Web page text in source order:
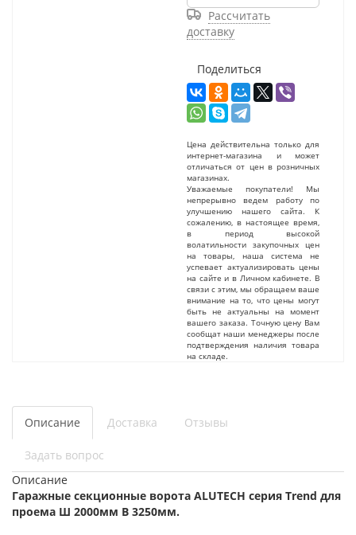
Рассчитать
доставку
Поделиться
Цена действительна только для
интернет-магазина и может
отличаться от цен в розничных
магазинах.
Уважаемые покупатели! Мы
непрерывно ведем работу по
улучшению нашего сайта. К
сожалению, в настоящее время,
в период высокой
волатильности закупочных цен
на товары, наша система не
успевает актуализировать цены
на сайте и в Личном кабинете. В
связи с этим, мы обращаем ваше
внимание на то, что цены могут
быть не актуальны на момент
вашего заказа. Точную цену Вам
сообщат наши менеджеры после
подтверждения наличия товара
на складе.
Описание Доставка Отзывы
Задать вопрос
Описание
Гаражные секционные ворота ALUTECH серия Trend для
проема Ш 2000мм В 3250мм.